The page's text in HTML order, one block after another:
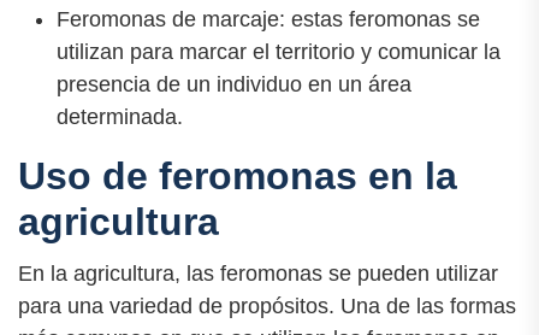
Feromonas de marcaje: estas feromonas se
utilizan para marcar el territorio y comunicar la
presencia de un individuo en un área
determinada.
Uso de feromonas en la
agricultura
En la agricultura, las feromonas se pueden utilizar
para una variedad de propósitos. Una de las formas